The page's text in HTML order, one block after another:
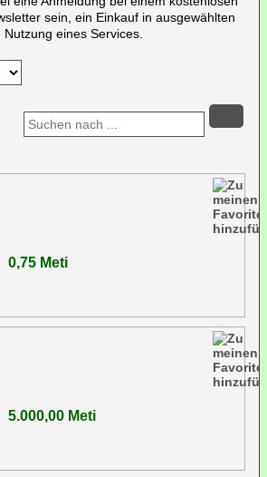
sein, ein Einkauf in ausgewählten
eines Services.
0,75 Meti
5.000,00 Meti